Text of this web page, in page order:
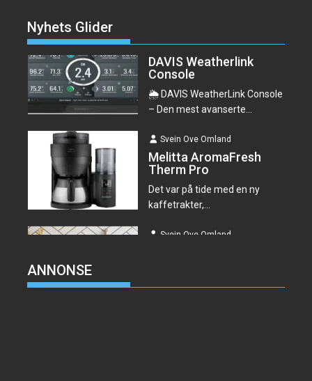
Nyhets Glider
🌦️ DAVIS WeatherLink Console
– Den mest avanserte...
Therm Pro
Det var på tide med en ny
kaffetrakter,...
Svein Ove Omland
Jeg så mange gode
ANNONSE